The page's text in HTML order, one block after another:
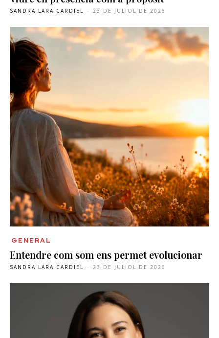
SANDRA LARA CARDIEL - 23 DE JULIOL DE 2026
GENERAL
Entendre com som ens permet evolucionar
SANDRA LARA CARDIEL - 23 DE JULIOL DE 2026